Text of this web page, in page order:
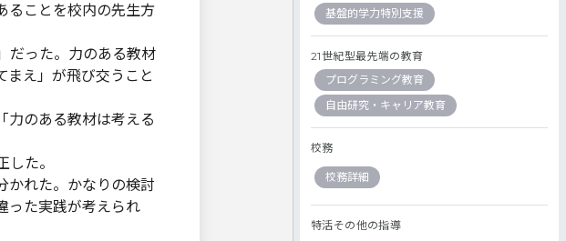
ることを校内の先生方
だった。力のある教材
まえ」が飛び交うこと
力のある教材は考える
た。
かれた。かなりの検討
った実践が考えられ
基盤的学力特別支援
21世紀型最先端の教育
プログラミング教育
自由研究・キャリア教育
校務
校務詳細
特活その他の指導